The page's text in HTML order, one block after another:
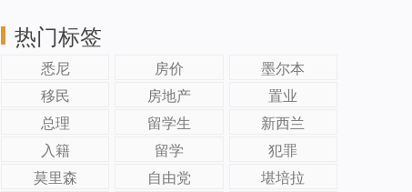
热门标签
悉尼 房价
墨尔本
移民
房地产
置业
总理
留学生
新西兰
入籍
留学
犯罪
莫里森
自由党
堪培拉